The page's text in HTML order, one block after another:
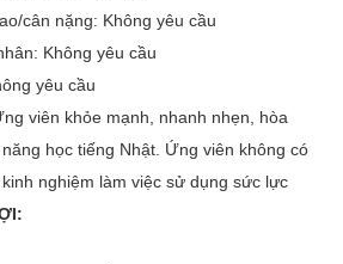
nặng: Không yêu cầu
Không yêu cầu
yêu cầu
viên khỏe mạnh, nhanh nhẹn, hòa
học tiếng Nhật. Ứng viên không có
nghiệm làm việc sử dụng sức lực